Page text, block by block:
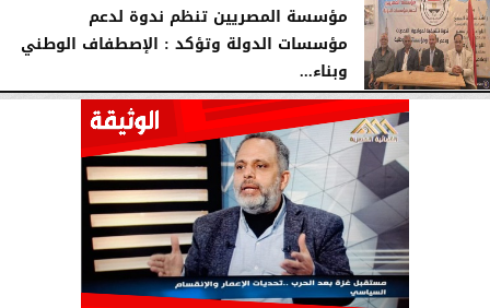
مؤسسة المصريين تنظم ندوة لدعم
مؤسسات الدولة وتؤكد : الإصطفاف الوطني
وبناء...
الأحد، 2 أغسطس 2026 10:20 صـ